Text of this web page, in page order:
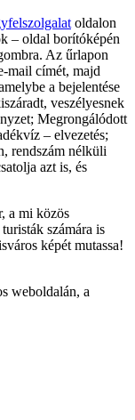
oldalon
– oldal borítóképén
Az űrlapon
mail címét, majd
a bejelentése
veszélyesnek
Megrongálódott
– elvezetés;
rendszám nélküli
azt is, és
a mi közös
számára is
képét mutassa!
weboldalán, a